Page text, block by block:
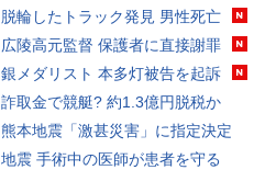
脱輪したトラック発見 男性死亡
広陵高元監督 保護者に直接謝罪
銀メダリスト 本多灯被告を起訴
詐取金で競艇? 約1.3億円脱税か
熊本地震「激甚災害」に指定決定
地震 手術中の医師が患者を守る